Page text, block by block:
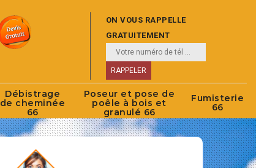
ON VOUS RAPPELLE
GRATUITEMENT
Débistrage
de cheminée
66
Poseur et pose de
poêle à bois et
granulé 66
Fumisterie
66